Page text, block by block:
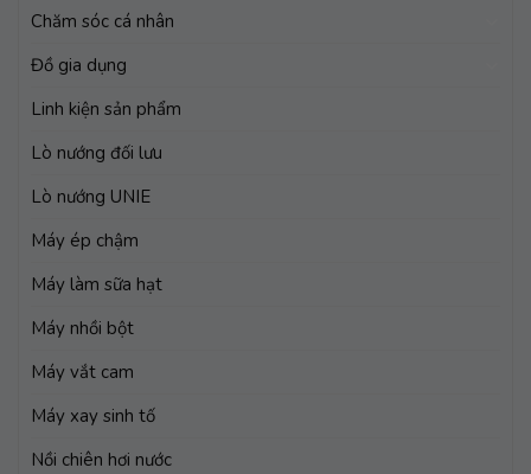
Chăm sóc cá nhân
Đồ gia dụng
Linh kiện sản phẩm
Lò nướng đối lưu
Lò nướng UNIE
Máy ép chậm
Máy làm sữa hạt
Máy nhồi bột
Máy vắt cam
Máy xay sinh tố
Nồi chiên hơi nước